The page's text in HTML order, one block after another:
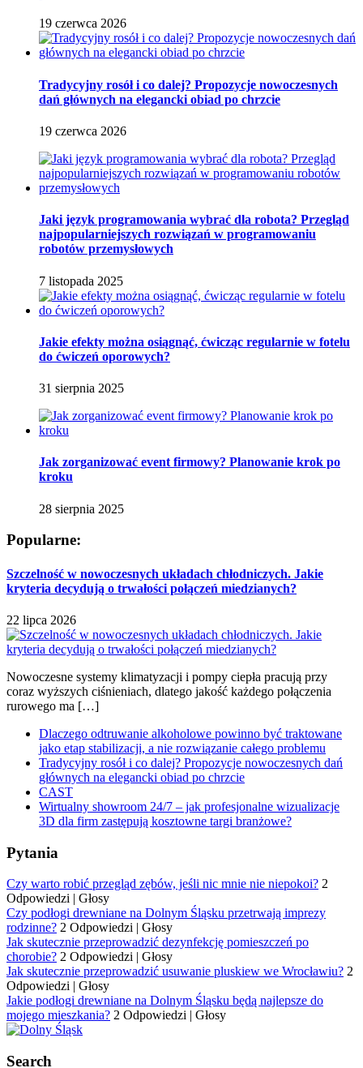
19 czerwca 2026
Tradycyjny rosół i co dalej? Propozycje nowoczesnych
dań głównych na elegancki obiad po chrzcie
19 czerwca 2026
Jaki język programowania wybrać dla robota? Przegląd
najpopularniejszych rozwiązań w programowaniu
robotów przemysłowych
7 listopada 2025
Jakie efekty można osiągnąć, ćwicząc regularnie w fotelu
do ćwiczeń oporowych?
31 sierpnia 2025
Jak zorganizować event firmowy? Planowanie krok po
kroku
28 sierpnia 2025
Popularne:
Szczelność w nowoczesnych układach chłodniczych. Jakie
kryteria decydują o trwałości połączeń miedzianych?
22 lipca 2026
Nowoczesne systemy klimatyzacji i pompy ciepła pracują przy
coraz wyższych ciśnieniach, dlatego jakość każdego połączenia
rurowego ma […]
Dlaczego odtruwanie alkoholowe powinno być traktowane
jako etap stabilizacji, a nie rozwiązanie całego problemu
Tradycyjny rosół i co dalej? Propozycje nowoczesnych dań
głównych na elegancki obiad po chrzcie
CAST
Wirtualny showroom 24/7 – jak profesjonalne wizualizacje
3D dla firm zastępują kosztowne targi branżowe?
Pytania
Czy warto robić przegląd zębów, jeśli nic mnie nie niepokoi? 2
Odpowiedzi | Głosy
Czy podłogi drewniane na Dolnym Śląsku przetrwają imprezy
rodzinne? 2 Odpowiedzi | Głosy
Jak skutecznie przeprowadzić dezynfekcję pomieszczeń po
chorobie? 2 Odpowiedzi | Głosy
Jak skutecznie przeprowadzić usuwanie pluskiew we Wrocławiu? 2
Odpowiedzi | Głosy
Jakie podłogi drewniane na Dolnym Śląsku będą najlepsze do
mojego mieszkania? 2 Odpowiedzi | Głosy
Search